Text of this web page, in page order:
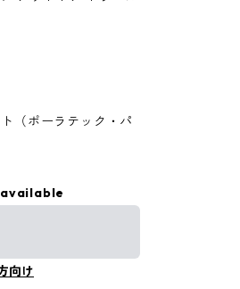
（ポーラテック・パ
向け